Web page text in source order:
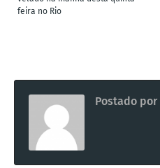
feira no Rio
Postado por